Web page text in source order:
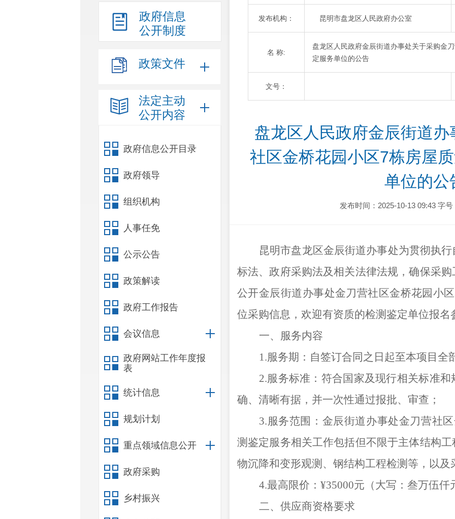
政府信息
公开制度
政策文件
法定主动
公开内容
政府信息公开目录
政府领导
组织机构
人事任免
公示公告
政策解读
政府工作报告
会议信息
政府网站工作年度报
表
统计信息
规划计划
重点领域信息公开
政府采购
乡村振兴
发布机构： 昆明市盘龙区人民政府办公室
名 称:
盘龙区人民政府金辰街道办事处关于采购金
定服务单位的公告
文号：
盘龙区人民政府金辰街道
社区金桥花园小区7栋房屋
单位的公
发布时间：2025-10-13 09:43 字号
昆明市盘龙区金辰街道办事处为贯彻执
标法、政府采购法及相关法律法规，确保采
公开金辰街道办事处金刀营社区金桥花园小
位采购信息，欢迎有资质的检测鉴定单位报名
一、服务内容
1.服务期：自签订合同之日起至本项目全
2.服务标准：符合国家及现行相关标准
确、清晰有据，并一次性通过报批、审查；
3.服务范围：金辰街道办事处金刀营社
测鉴定服务相关工作包括但不限于主体结构
物沉降和变形观测、钢结构工程检测等，以及
4.最高限价：¥35000元（大写：叁万伍仟
二、供应商资格要求